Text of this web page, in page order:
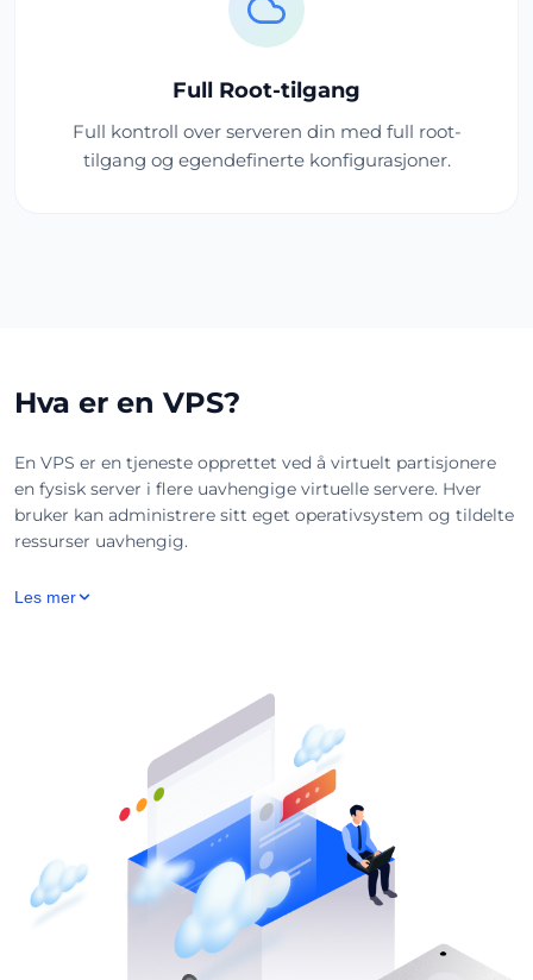
Full Root-tilgang
Full kontroll over serveren din med full root-
tilgang og egendefinerte konfigurasjoner.
Hva er en VPS?
En VPS er en tjeneste opprettet ved å virtuelt partisjonere
en fysisk server i flere uavhengige virtuelle servere. Hver
bruker kan administrere sitt eget operativsystem og tildelte
ressurser uavhengig.
Les mer